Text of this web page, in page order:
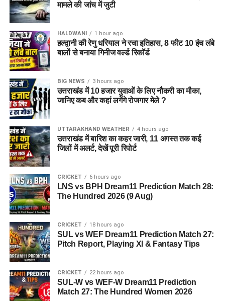
मामले की जांच में जुटी
HALDWANI 1 hour ago
हल्द्वानी की रेणु धरियाल ने रचा इतिहास, 8 फीट 10 इंच लंबे
बालों से बनाया गिनीज वर्ल्ड रिकॉर्ड
BIG NEWS 3 hours ago
उत्तराखंड में 10 हजार युवाओं के लिए नौकरी का मौका,
जानिए कब और कहां लगेंगे रोजगार मेले ?
UTTARAKHAND WEATHER 4 hours ago
उत्तराखंड में बारिश का कहर जारी, 11 अगस्त तक कई
जिलों में अलर्ट, देखें पूरी रिपोर्ट
CRICKET 6 hours ago
LNS vs BPH Dream11 Prediction Match 28:
The Hundred 2026 (9 Aug)
CRICKET 18 hours ago
SUL vs WEF Dream11 Prediction Match 27:
Pitch Report, Playing XI & Fantasy Tips
CRICKET 22 hours ago
SUL-W vs WEF-W Dream11 Prediction
Match 27: The Hundred Women 2026